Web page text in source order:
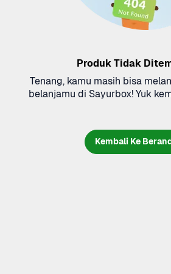
Produk Tidak
Tenang, kamu masih bisa
belanjamu di Sayurbox! Yuk
Kembali Ke